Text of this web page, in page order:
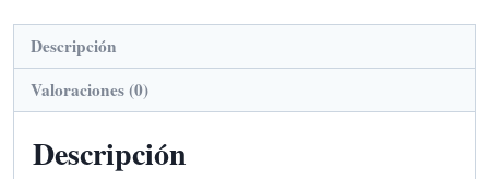
Descripción
Valoraciones (0)
Descripción